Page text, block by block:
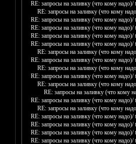
RE: запросы на заливку (что кому надо)/
RE: запросы на заливку (что кому
RE: запросы на заливку (что кому надо)/
RE: запросы на заливку (что кому надо)/
RE: запросы на заливку (что кому надо)/
RE: запросы на заливку (что кому надо)/
RE: запросы на заливку (что кому
RE: запросы на заливку (что кому надо)/
RE: запросы на заливку (что кому
RE: запросы на заливку (что кому надо)/
RE: запросы на заливку (что кому
RE: запросы на заливку (что кому
RE: запросы на заливку (что кому надо)/
RE: запросы на заливку (что кому
RE: запросы на заливку (что кому надо)/
RE: запросы на заливку (что кому надо)/
RE: запросы на заливку (что кому надо)/
RE: запросы на заливку (что кому надо)/